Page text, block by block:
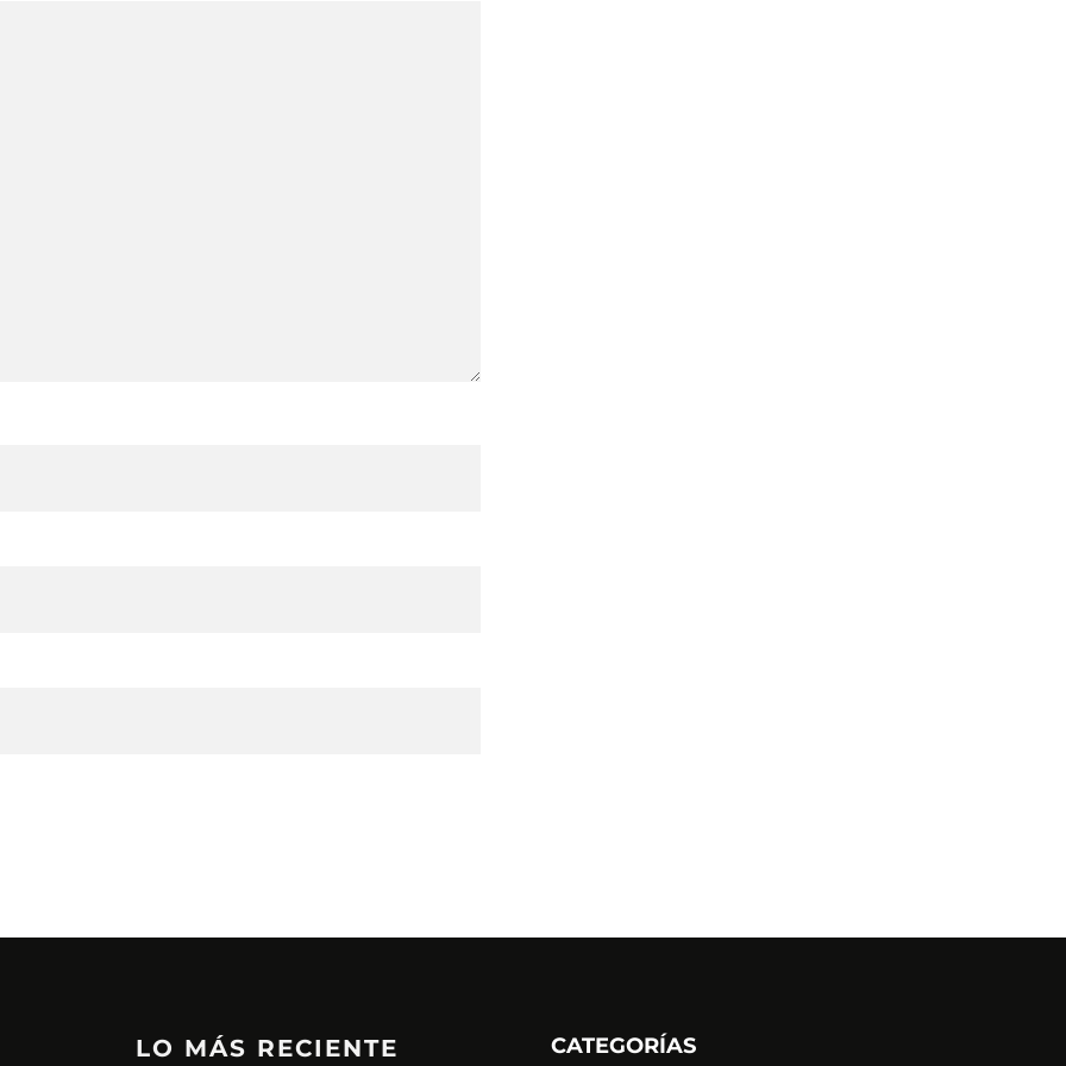
LO MÁS RECIENTE CATEGORÍAS